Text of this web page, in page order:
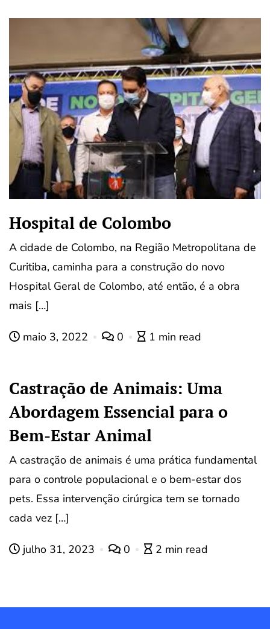
Hospital de Colombo
A cidade de Colombo, na Região Metropolitana de
Curitiba, caminha para a construção do novo
Hospital Geral de Colombo, até então, é a obra
mais […]
maio 3, 2022 0 1 min read
Castração de Animais: Uma
Abordagem Essencial para o
Bem-Estar Animal
A castração de animais é uma prática fundamental
para o controle populacional e o bem-estar dos
pets. Essa intervenção cirúrgica tem se tornado
cada vez […]
julho 31, 2023 0 2 min read